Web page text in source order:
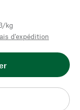
kg
d'expédition